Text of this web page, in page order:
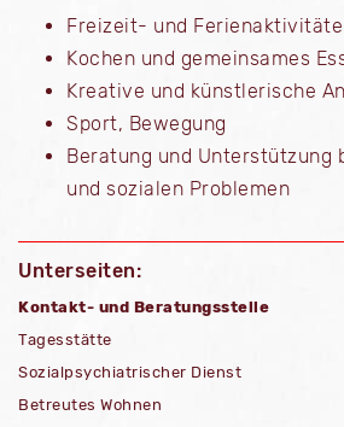
Freizeit- und
Kochen und gemeinsames
Kreative und künstlerische
Sport, Bewegung
Beratung und Unterstützung
und sozialen Problemen
Unterseiten:
Kontakt- und Beratungsstelle
Tagesstätte
Sozialpsychiatrischer Dienst
Betreutes Wohnen